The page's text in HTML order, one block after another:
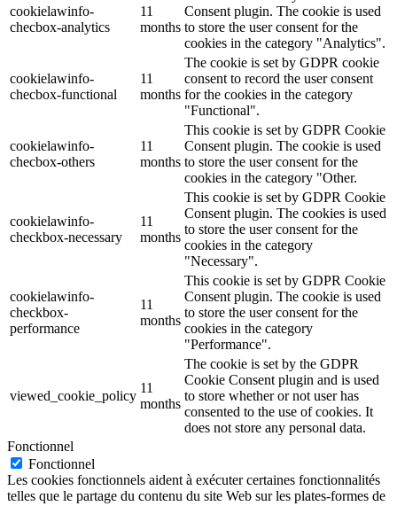
cookielawinfo-
checbox-analytics
11
months
Consent plugin. The cookie is used
to store the user consent for the
cookies in the category "Analytics".
cookielawinfo-
checbox-functional
11
months
The cookie is set by GDPR cookie
consent to record the user consent
for the cookies in the category
"Functional".
cookielawinfo-
checbox-others
11
months
This cookie is set by GDPR Cookie
Consent plugin. The cookie is used
to store the user consent for the
cookies in the category "Other.
cookielawinfo-
checkbox-necessary
11
months
This cookie is set by GDPR Cookie
Consent plugin. The cookies is used
to store the user consent for the
cookies in the category
"Necessary".
cookielawinfo-
checkbox-
performance
11
months
This cookie is set by GDPR Cookie
Consent plugin. The cookie is used
to store the user consent for the
cookies in the category
"Performance".
viewed_cookie_policy
11
months
The cookie is set by the GDPR
Cookie Consent plugin and is used
to store whether or not user has
consented to the use of cookies. It
does not store any personal data.
Fonctionnel
Fonctionnel
Les cookies fonctionnels aident à exécuter certaines fonctionnalités
telles que le partage du contenu du site Web sur les plates-formes de